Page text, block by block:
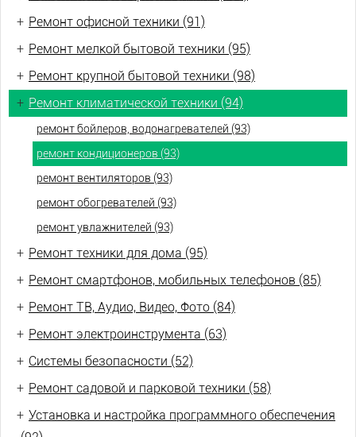
+ Ремонт офисной техники (91)
+ Ремонт мелкой бытовой техники (95)
+ Ремонт крупной бытовой техники (98)
+ Ремонт климатической техники (94)
ремонт бойлеров, водонагревателей (93)
ремонт кондиционеров (93)
ремонт вентиляторов (93)
ремонт обогревателей (93)
ремонт увлажнителей (93)
+ Ремонт техники для дома (95)
+ Ремонт смартфонов, мобильных телефонов (85)
+ Ремонт ТВ, Аудио, Видео, Фото (84)
+ Ремонт электроинструмента (63)
+ Системы безопасности (52)
+ Ремонт садовой и парковой техники (58)
+ Установка и настройка программного обеспечения